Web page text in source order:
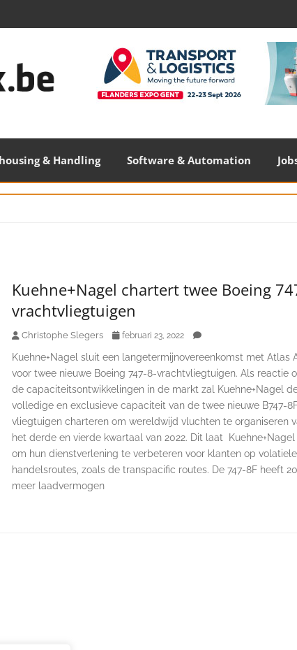
& Handling Software & Automation
Kuehne+Nagel chartert twee Boeing
vrachtvliegtuigen
Christophe Slegers februari 23, 2022
Kuehne+Nagel sluit een langetermijnovereenkomst met Atlas
voor twee nieuwe Boeing 747-8-vrachtvliegtuigen. Als reactie
de capaciteitsontwikkelingen in de markt zal Kuehne+Nagel
volledige en exclusieve capaciteit van de twee nieuwe B747-
vliegtuigen charteren om wereldwijd vluchten te organiseren
het derde en vierde kwartaal van 2022. Dit laat Kuehne+Nagel
om hun dienstverlening te verbeteren voor klanten op volatiele
handelsroutes, zoals de transpacific routes. De 747-8F heeft
meer laadvermogen